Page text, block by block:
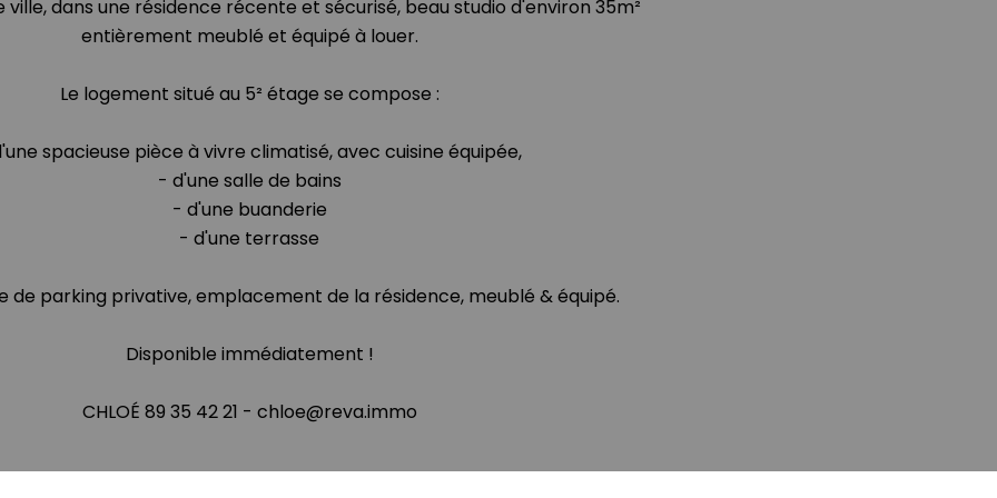
dans une résidence récente et sécurisé, beau studio d'environ 35m²
entièrement meublé et équipé à louer.
Le logement situé au 5² étage se compose :
spacieuse pièce à vivre climatisé, avec cuisine équipée,
- d'une salle de bains
- d'une buanderie
- d'une terrasse
de parking privative, emplacement de la résidence, meublé & équipé.
Disponible immédiatement !
CHLOÉ 89 35 42 21 - chloe@reva.immo